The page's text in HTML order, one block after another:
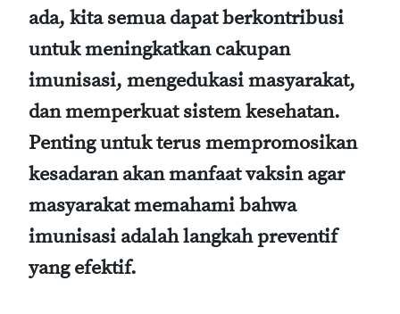
ada, kita semua dapat berkontribusi
untuk meningkatkan cakupan
imunisasi, mengedukasi masyarakat,
dan memperkuat sistem kesehatan.
Penting untuk terus mempromosikan
kesadaran akan manfaat vaksin agar
masyarakat memahami bahwa
imunisasi adalah langkah preventif
yang efektif.